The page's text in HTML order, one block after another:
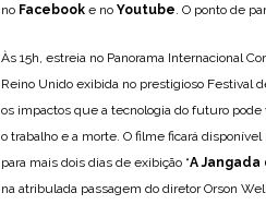
no Facebook e no Youtube. O ponto de
Às 15h, estreia no Panorama Internacional
Reino Unido exibida no prestigioso Festival
os impactos que a tecnologia do futuro
o trabalho e a morte. O filme ficará
para mais dois dias de exibição “A
na atribulada passagem do diretor Orson